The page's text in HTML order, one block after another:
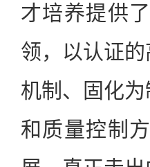
才培养提供
领，以认证
机制、固化
和质量控制